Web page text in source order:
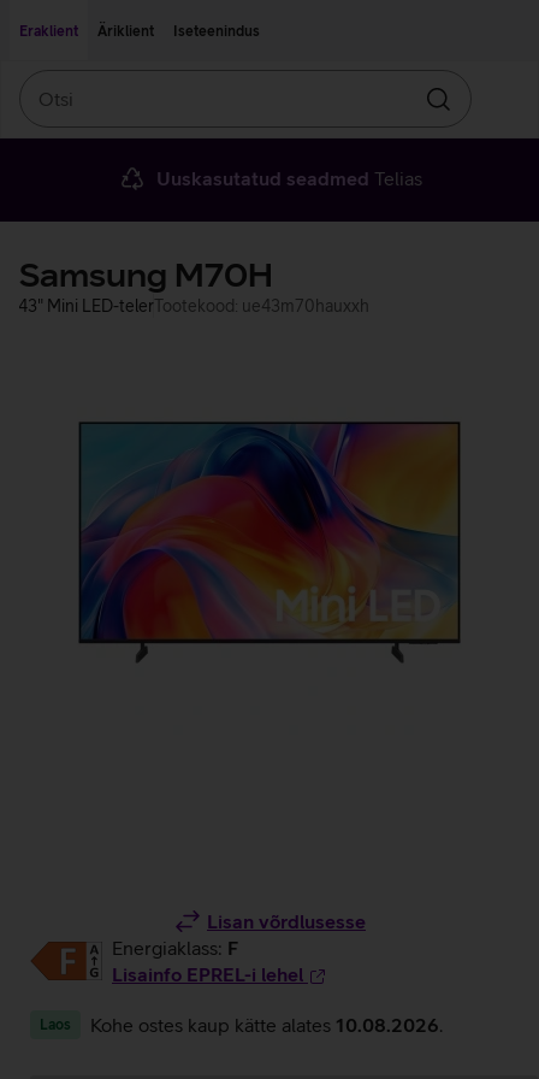
Eraklient
Äriklient Iseteenindus
Otsin
Uuskasutatud seadmed Telias
Samsung M70H
43" Mini LED-telerTootekood: ue43m70hauxxh
Lisan võrdlusesse
Energiaklass: F
Lisainfo EPREL-i lehel
Laos Kohe ostes kaup kätte alates 10.08.2026